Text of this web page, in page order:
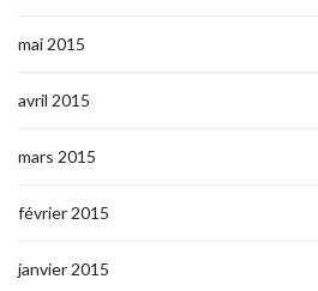
mai 2015
avril 2015
mars 2015
février 2015
janvier 2015